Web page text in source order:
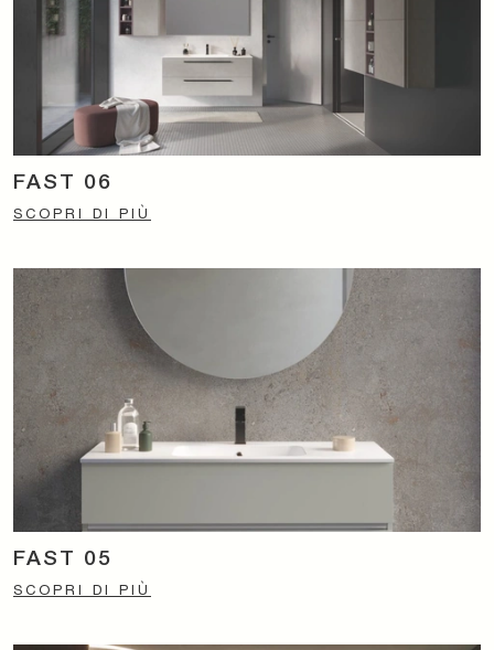
FAST 06
SCOPRI DI PIÙ
FAST 05
SCOPRI DI PIÙ